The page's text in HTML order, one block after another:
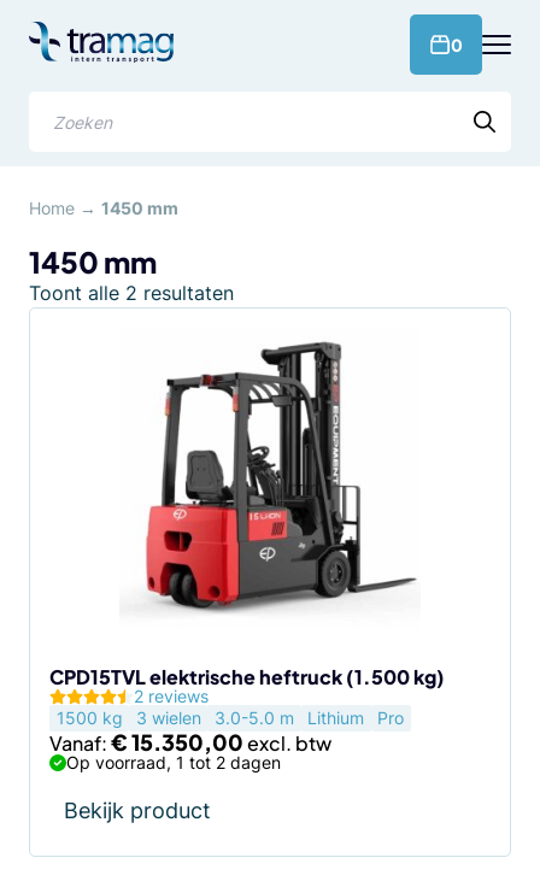
naar
0
Home → 1450 mm
1450 mm
Toont alle 2 resultatenGesorteerd
populariteit
CPD15TVL elektrische heftruck (1.500 kg)
2 reviews
1500 kg
3 wielen 3.0-5.0 m Lithium Pro
Vanaf:€15.350,00
Op voorraad, 1 tot 2 dagen
Bekijk product
de
productpagina